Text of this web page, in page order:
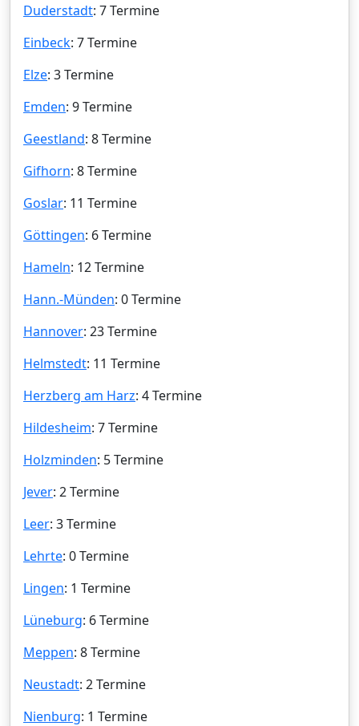
Duderstadt: 7 Termine
Einbeck: 7 Termine
Elze: 3 Termine
Emden: 9 Termine
Geestland: 8 Termine
Gifhorn: 8 Termine
Goslar: 11 Termine
Göttingen: 6 Termine
Hameln: 12 Termine
Hann.-Münden: 0 Termine
Hannover: 23 Termine
Helmstedt: 11 Termine
Herzberg am Harz: 4 Termine
Hildesheim: 7 Termine
Holzminden: 5 Termine
Jever: 2 Termine
Leer: 3 Termine
Lehrte: 0 Termine
Lingen: 1 Termine
Lüneburg: 6 Termine
Meppen: 8 Termine
Neustadt: 2 Termine
Nienburg: 1 Termine